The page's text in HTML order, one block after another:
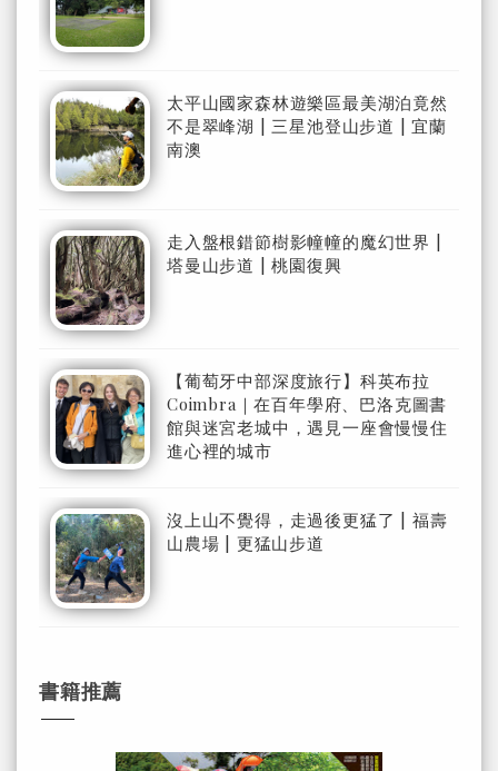
太平山國家森林遊樂區最美湖泊竟然
不是翠峰湖 | 三星池登山步道 | 宜蘭
南澳
走入盤根錯節樹影幢幢的魔幻世界 |
塔曼山步道 | 桃園復興
【葡萄牙中部深度旅行】科英布拉
Coimbra｜在百年學府、巴洛克圖書
館與迷宮老城中，遇見一座會慢慢住
進心裡的城市
沒上山不覺得，走過後更猛了 | 福壽
山農場 | 更猛山步道
書籍推薦